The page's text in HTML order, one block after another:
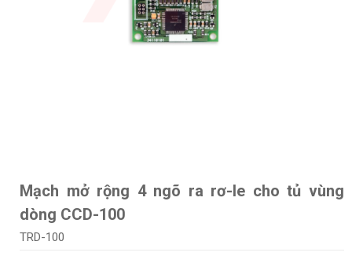
Mạch mở rộng 4 ngõ ra rơ-le cho tủ vùng
dòng CCD-100
TRD-100